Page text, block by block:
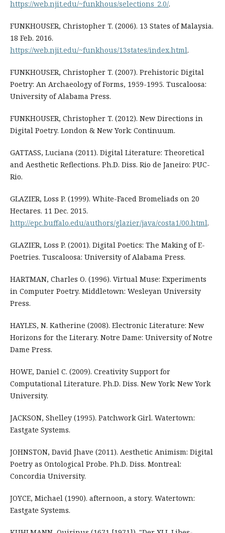
https://web.njit.edu/~funkhous/selections_2.0/.
FUNKHOUSER, Christopher T. (2006). 13 States of Malaysia.
18 Feb. 2016.
https://web.njit.edu/~funkhous/13states/index.html.
FUNKHOUSER, Christopher T. (2007). Prehistoric Digital
Poetry: An Archaeology of Forms, 1959-1995. Tuscaloosa:
University of Alabama Press.
FUNKHOUSER, Christopher T. (2012). New Directions in
Digital Poetry. London & New York: Continuum.
GATTASS, Luciana (2011). Digital Literature: Theoretical
and Aesthetic Reflections. Ph.D. Diss. Rio de Janeiro: PUC-
Rio.
GLAZIER, Loss P. (1999). White-Faced Bromeliads on 20
Hectares. 11 Dec. 2015.
http://epc.buffalo.edu/authors/glazier/java/costa1/00.html.
GLAZIER, Loss P. (2001). Digital Poetics: The Making of E-
Poetries. Tuscaloosa: University of Alabama Press.
HARTMAN, Charles O. (1996). Virtual Muse: Experiments
in Computer Poetry. Middletown: Wesleyan University
Press.
HAYLES, N. Katherine (2008). Electronic Literature: New
Horizons for the Literary. Notre Dame: University of Notre
Dame Press.
HOWE, Daniel C. (2009). Creativity Support for
Computational Literature. Ph.D. Diss. New York: New York
University.
JACKSON, Shelley (1995). Patchwork Girl. Watertown:
Eastgate Systems.
JOHNSTON, David Jhave (2011). Aesthetic Animism: Digital
Poetry as Ontological Probe. Ph.D. Diss. Montreal:
Concordia University.
JOYCE, Michael (1990). afternoon, a story. Watertown:
Eastgate Systems.